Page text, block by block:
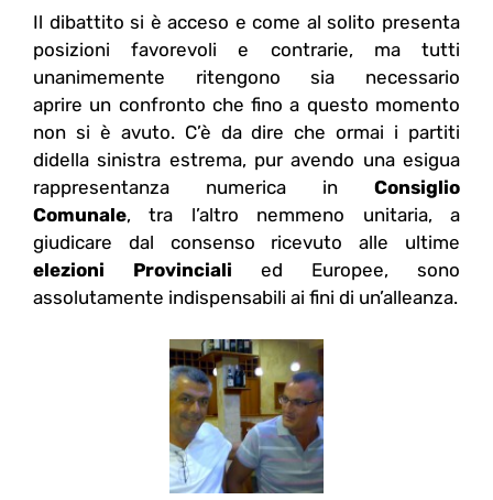
Il dibattito si è acceso e come al solito presenta
posizioni favorevoli e contrarie, ma tutti
unanimemente ritengono sia necessario
aprire un confronto che fino a questo momento
non si è avuto. C’è da dire che ormai i partiti
didella sinistra estrema, pur avendo una esigua
rappresentanza numerica in Consiglio
Comunale, tra l’altro nemmeno unitaria, a
giudicare dal consenso ricevuto alle ultime
elezioni Provinciali ed Europee, sono
assolutamente indispensabili ai fini di un’alleanza.